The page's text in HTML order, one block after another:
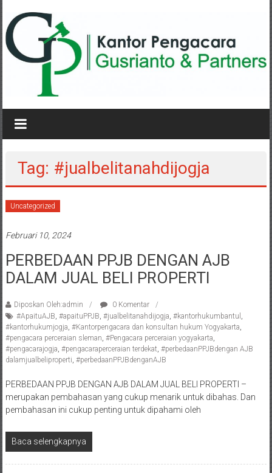
konten
KANTOR
PENGACARA
PARTNERS
Pengacara
Perceraian
/
Pengacara
Advokat
/
Konsultan
Hukum
Konsultan
Hukum
Pajak/
Mediator/
Mediasi/
Tag: #jualbelitanahdijogja
Uncategorized
Februari 10, 2024
PERBEDAAN PPJB DENGAN AJB
DALAM JUAL BELI PROPERTI
Diposkan Oleh:admin
0 Komentar
#ApaituAJB, #apaituPPJB, #jualbelitanahdijogja, #kantorhukumbantul ,
#kantorhukumjogja, #Kantorpengacara dan konsultan hukum Yogyakarta,
#pengacara perceraian sleman, #Pengacara perceraian yogyakarta,
#pengacarajogja, #pengacaraperceraian terdekat, #perbedaanPPJBdengan AJB
dalamjualbeliproperti, #perbedaanPPJBdenganAJB
PERBEDAAN PPJB DENGAN AJB DALAM JUAL BELI PROPERTI –
merupakan pembahasan yang cukup menarik untuk dibahas. Dan
pembahasan ini cukup penting untuk dipahami oleh
Baca selengkapnya